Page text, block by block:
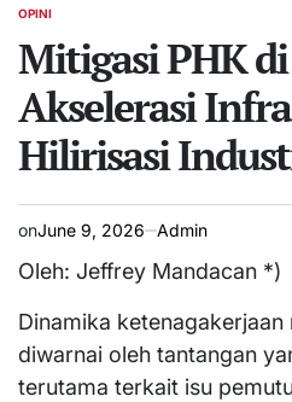
POSTED
OPINI
Mitigasi PHK
Akselerasi
Hilirisasi
onJune 9, 2026 Admin
Oleh: Jeffrey Mandacan *)
​Dinamika
diwarnai oleh tantangan
terutama terkait isu